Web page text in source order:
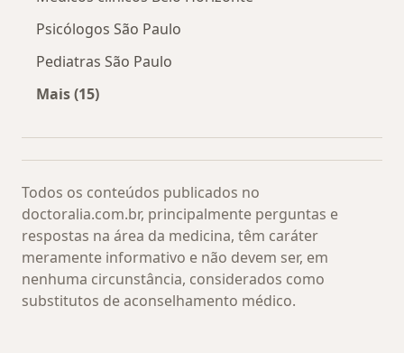
Psicólogos São Paulo
Pediatras São Paulo
Mais (15)
Todos os conteúdos publicados no
doctoralia.com.br, principalmente perguntas e
respostas na área da medicina, têm caráter
meramente informativo e não devem ser, em
nenhuma circunstância, considerados como
substitutos de aconselhamento médico.